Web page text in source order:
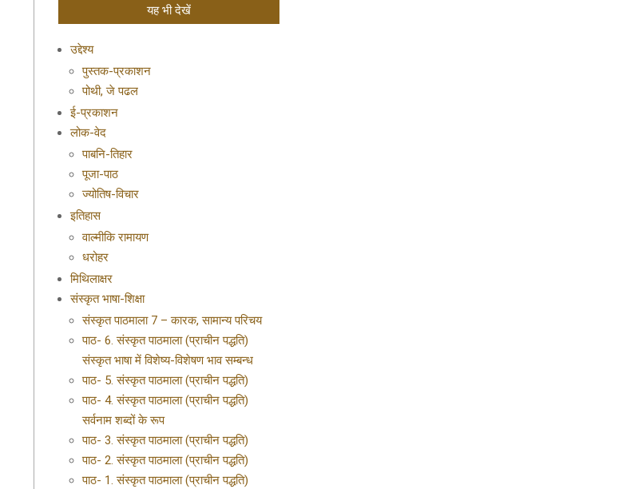
यह भी देखें
उद्देश्य
पुस्तक-प्रकाशन
पोथी, जे पढल
ई-प्रकाशन
लोक-वेद
पाबनि-तिहार
पूजा-पाठ
ज्योतिष-विचार
इतिहास
वाल्मीकि रामायण
धरोहर
मिथिलाक्षर
संस्कृत भाषा-शिक्षा
संस्कृत पाठमाला 7 – कारक, सामान्य परिचय
पाठ- 6. संस्कृत पाठमाला (प्राचीन पद्धति)
संस्कृत भाषा में विशेष्य-विशेषण भाव सम्बन्ध
पाठ- 5. संस्कृत पाठमाला (प्राचीन पद्धति)
पाठ- 4. संस्कृत पाठमाला (प्राचीन पद्धति)
सर्वनाम शब्दों के रूप
पाठ- 3. संस्कृत पाठमाला (प्राचीन पद्धति)
पाठ- 2. संस्कृत पाठमाला (प्राचीन पद्धति)
पाठ- 1. संस्कृत पाठमाला (प्राचीन पद्धति)